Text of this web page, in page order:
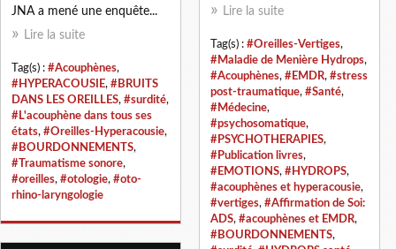
JNA a mené une enquête...
Lire la suite
Tag(s) : #Acouphènes,
#HYPERACOUSIE, #BRUITS
DANS LES OREILLES, #surdité,
#L'acouphène dans tous ses
états, #Oreilles-Hyperacousie,
#BOURDONNEMENTS,
#Traumatisme sonore,
#oreilles, #otologie, #oto-
rhino-laryngologie
Lire la suite
Tag(s) : #Oreilles-Vertiges,
#Maladie de Menière Hydrops,
#Acouphènes, #EMDR, #stress
post-traumatique, #Santé,
#Médecine,
#psychosomatique,
#PSYCHOTHERAPIES,
#Publication livres,
#EMOTIONS, #HYDROPS,
#acouphènes et hyperacousie,
#vertiges, #Affirmation de Soi:
ADS, #acouphènes et EMDR,
#BOURDONNEMENTS,